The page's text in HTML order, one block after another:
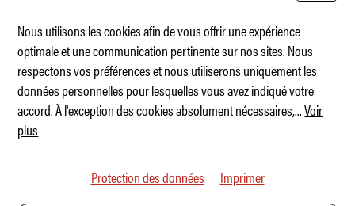
Un buggy électrique à l'âme rétro
Nous utilisons les cookies afin de vous offrir une expérience
optimale et une communication pertinente sur nos sites. Nous
respectons vos préférences et nous utiliserons uniquement les
données personnelles pour lesquelles vous avez indiqué votre
accord. À l'exception des cookies absolument nécessaires,...Voir
plus
Protection des données Imprimer